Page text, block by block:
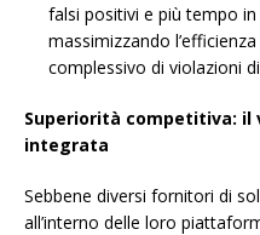
falsi positivi e più tempo
massimizzando
complessivo di violazioni
Superiorità competitiva: il
integrata
Sebbene diversi fornitori di
all’interno delle loro